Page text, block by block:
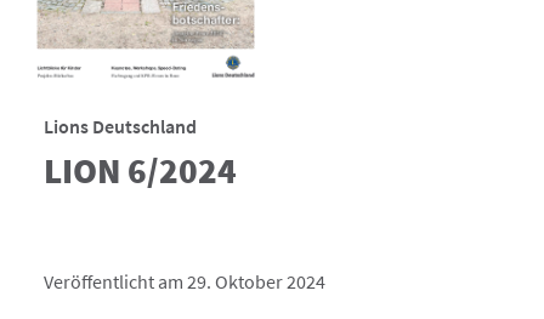
Lions Deutschland
LION 6/2024
Veröffentlicht am 29. Oktober 2024